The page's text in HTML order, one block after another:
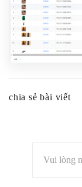
chia sẻ bài viết
Vui lòng